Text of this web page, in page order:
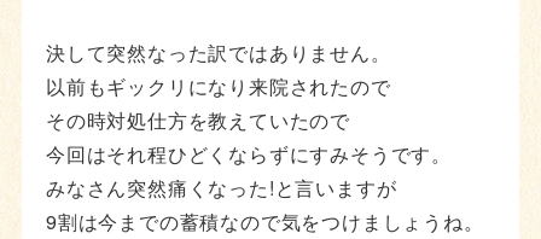
決して突然なった訳ではありません。
以前もギックリになり来院されたので
その時対処仕方を教えていたので
今回はそれ程ひどくならずにすみそうです。
みなさん突然痛くなった!と言いますが
9割は今までの蓄積なので気をつけましょうね。